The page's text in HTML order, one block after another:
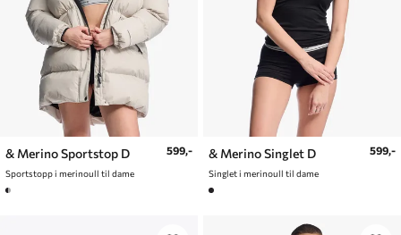
& Merino Sportstop D
Sportstopp i merinoull til dame
599,- & Merino Singlet D
Singlet i merinoull til dame
599,-